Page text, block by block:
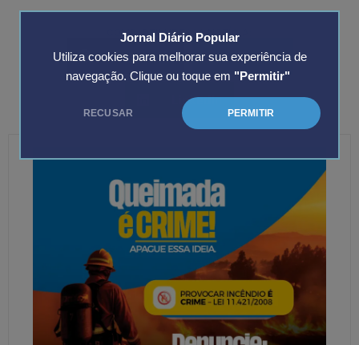
Jornal Diário Popular
Utiliza cookies para melhorar sua experiência de
navegação. Clique ou toque em "Permitir"
RECUSAR PERMITIR
COMPARTILHE ESSA NOTÍCIA:
Facebook Twitter
LinkedIn